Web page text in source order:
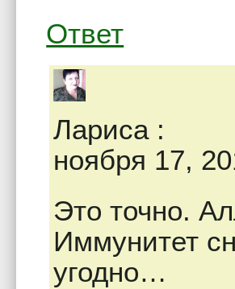
Ответ
Лариса:
ноября 17,
Это точно.
Иммунитет
угодно…